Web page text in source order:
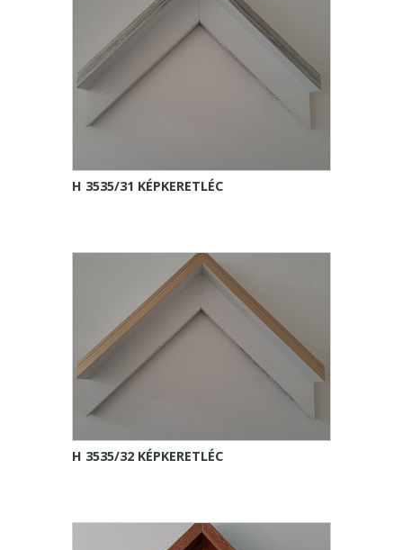
H 3535/31 KÉPKERETLÉC
H 3535/32 KÉPKERETLÉC